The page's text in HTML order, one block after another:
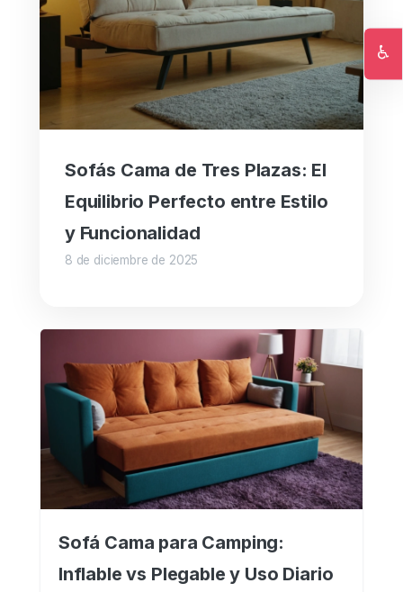
Sofás Cama de Tres Plazas: El
Equilibrio Perfecto entre Estilo
y Funcionalidad
8 de diciembre de 2025
Sofá Cama para Camping:
Inflable vs Plegable y Uso Diario
♿